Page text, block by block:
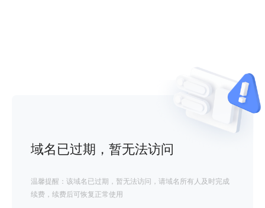
域名已过期，暂无法访问
温馨提醒：该域名已过期，暂无法访问，请域名所有人及时完成
续费，续费后可恢复正常使用